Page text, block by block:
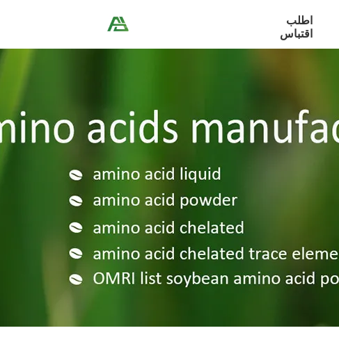
اطلب
اقتباس